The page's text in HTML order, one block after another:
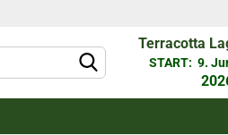
Währung
Terracotta
START: 9.